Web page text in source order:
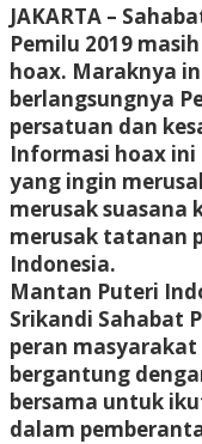
JAKARTA –
Pemilu 2019
hoax. Maraknya
berlangsungnya
persatuan dan
Informasi hoax
yang ingin
merusak suasana
merusak tatanan
Indonesia.
Mantan Puteri
Srikandi Sahabat
peran
bergantung
bersama untuk
dalam